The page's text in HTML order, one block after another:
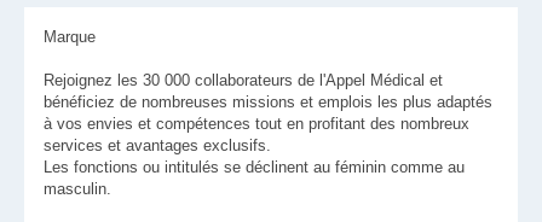
Marque
Rejoignez les 30 000 collaborateurs de l'Appel Médical et
bénéficiez de nombreuses missions et emplois les plus adaptés
à vos envies et compétences tout en profitant des nombreux
services et avantages exclusifs.
Les fonctions ou intitulés se déclinent au féminin comme au
masculin.